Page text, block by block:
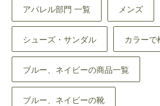
アパレル部門 一覧 メンズ
シューズ・サンダル カラーで
ブルー、ネイビーの商品一覧
ブルー、ネイビーの靴